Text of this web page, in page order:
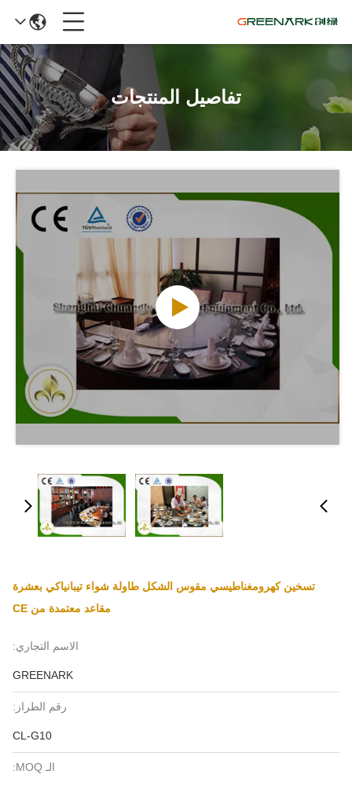
تفاصيل المنتجات
تسخين كهرومغناطيسي مقوس الشكل طاولة شواء تيبانياكي بعشرة
مقاعد معتمدة من CE
الاسم التجاري:
GREENARK
رقم الطراز:
CL-G10
الـ MOQ: